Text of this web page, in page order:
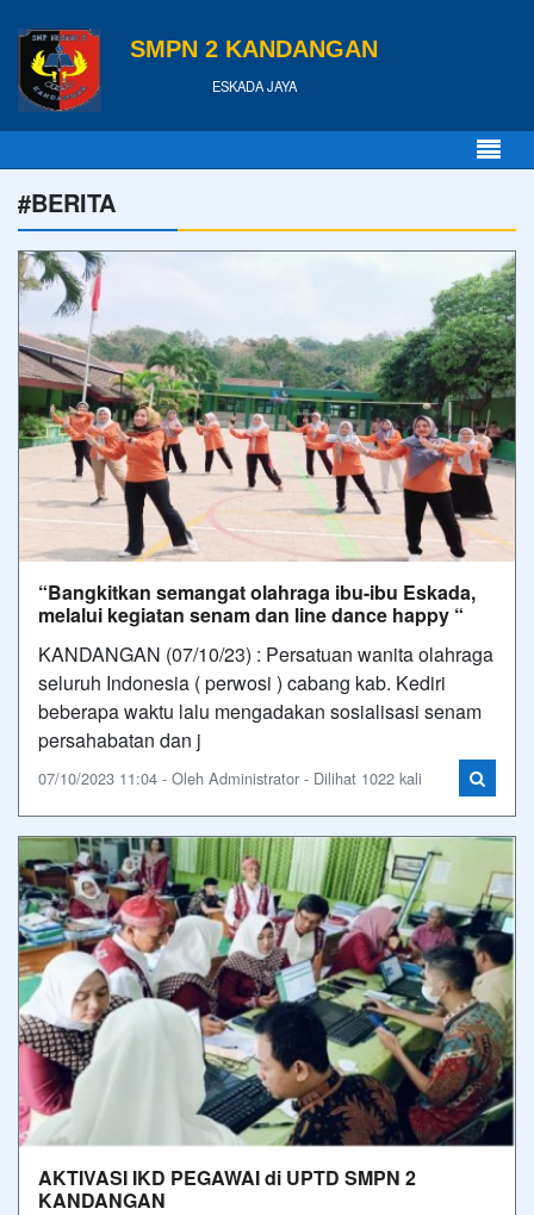
SMPN 2 KANDANGAN
ESKADA JAYA
#BERITA
“Bangkitkan semangat olahraga ibu-ibu Eskada,
melalui kegiatan senam dan line dance happy “
KANDANGAN (07/10/23) : Persatuan wanita olahraga
seluruh Indonesia ( perwosi ) cabang kab. Kediri
beberapa waktu lalu mengadakan sosialisasi senam
persahabatan dan j
07/10/2023 11:04 - Oleh Administrator - Dilihat 1022 kali
AKTIVASI IKD PEGAWAI di UPTD SMPN 2
KANDANGAN